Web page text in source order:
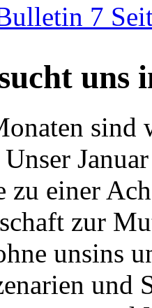
7
uns
einer
zur
unsins
und